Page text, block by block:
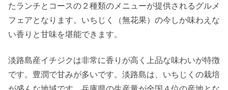
たランチとコースの２種類のメニューが提供されるグルメ
フェアとなります。いちじく（無花果）の今しか味わえな
い香りと甘味を堪能できます。
淡路島産イチジクは非常に香りが高く上品な味わいが特徴
です。豊潤で甘みが多いです。淡路島は、いちじくの栽培